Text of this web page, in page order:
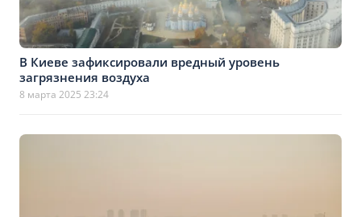
В Киеве зафиксировали вредный уровень
загрязнения воздуха
8 марта 2025 23:24